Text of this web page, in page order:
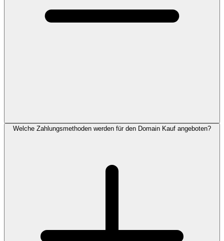
Welche Zahlungsmethoden werden für den Domain Kauf angeboten?